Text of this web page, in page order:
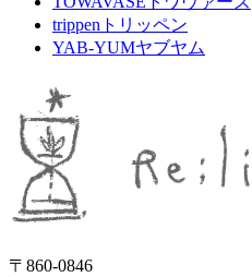
trippen トリッペン
YAB-YUMヤブヤム
〒860-0846